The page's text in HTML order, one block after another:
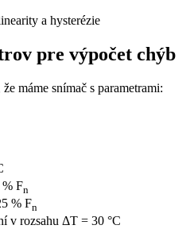
a hysterézie
pre výpočet chýb
máme snímač s parametrami:
Fn
% Fn
v rozsahu ΔT = 30 °C